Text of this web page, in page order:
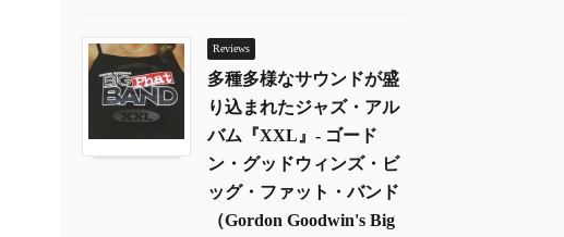
Reviews
多種多様なサウンドが盛
り込まれたジャズ・アル
バム『XXL』- ゴード
ン・グッドウィンズ・ビ
ッグ・ファット・バンド
（Gordon Goodwin's Big